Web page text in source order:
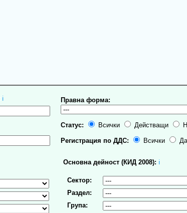
ℹ Правна форма:
Статус: Всички Действащи
Регистрация по ДДС: Всички Да
Основна дейност (КИД 2008): ℹ
Сектор:
Раздел:
Група: